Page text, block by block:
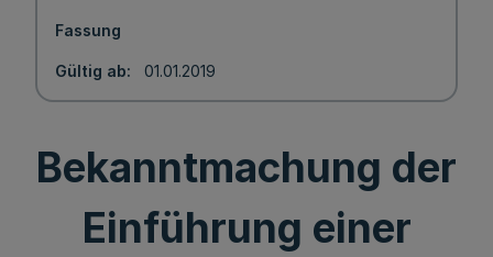
Fassung
Gültig ab 01.01.2019
Bekanntmachung der
Einführung einer